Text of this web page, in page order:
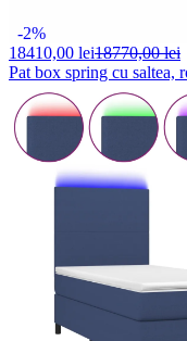
-2%
18410,00 lei18770,00 lei
Pat box spring cu saltea,